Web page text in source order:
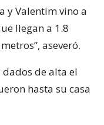
y Valentim vino a
llegan a 1.8
aseveró.
de alta el
hasta su casa